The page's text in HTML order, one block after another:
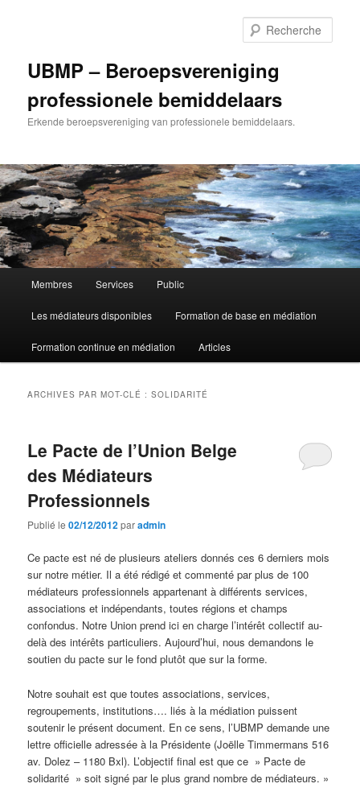
UBMP – Beroepsvereniging
professionele bemiddelaars
Erkende beroepsvereniging van professionele bemiddelaars.
principal
Membres Services Public
Les médiateurs disponibles Formation de base en médiation
Formation continue en médiation Articles
ARCHIVES PAR MOT-CLÉ :SOLIDARITÉ
Le Pacte de l’Union Belge
des Médiateurs
Professionnels
Publié le02/12/2012paradmin
Ce pacte est né de plusieurs ateliers donnés ces 6 derniers mois
sur notre métier. Il a été rédigé et commenté par plus de 100
médiateurs professionnels appartenant à différents services,
associations et indépendants, toutes régions et champs
confondus. Notre Union prend ici en charge l’intérêt collectif au-
delà des intérêts particuliers. Aujourd’hui, nous demandons le
soutien du pacte sur le fond plutôt que sur la forme.
Notre souhait est que toutes associations, services,
regroupements, institutions…. liés à la médiation puissent
soutenir le présent document. En ce sens, l’UBMP demande une
lettre officielle adressée à la Présidente (Joëlle Timmermans 516
av. Dolez – 1180 Bxl). L’objectif final est que ce » Pacte de
solidarité » soit signé par le plus grand nombre de médiateurs. »